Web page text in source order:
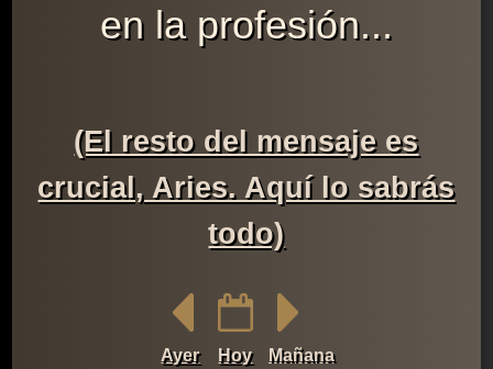
en la profesión...
(El resto del mensaje es
crucial, Aries. Aquí lo sabrás
todo)
Ayer Hoy Mañana